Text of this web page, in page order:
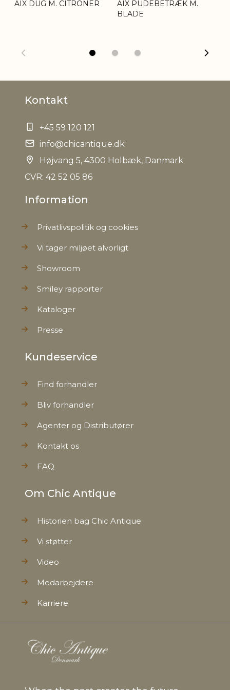
AIX DUG M. CITRONER
AIX PUDEBETRÆK M.
BLADE
Kontakt
+45 59 120 121
info@chicantique.dk
Højvang 5, 4300 Holbæk, Danmark
CVR: 42 52 05 86
Information
Privatlivspolitik og cookies
Vi tager miljøet alvorligt
Showroom
Smiley rapporter
Kataloger
Presse
Kundeservice
Find forhandler
Bliv forhandler
Agenter og Distributører
Kontakt os
FAQ
Om Chic Antique
Historien bag Chic Antique
Vi støtter
Video
Medarbejdere
Karriere